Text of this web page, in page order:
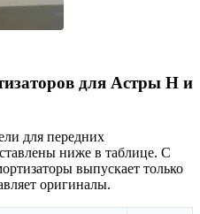
для Астры H и
для передних
ниже в таблице. С
выпускает только
оригиналы.